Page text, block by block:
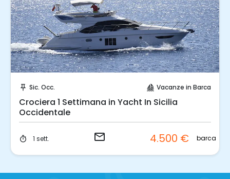
push_pin Sic. Occ. sailing Vacanze in Barca
Crociera 1 Settimana in Yacht In Sicilia
Occidentale
timer 1 sett. email 4.500 € barca